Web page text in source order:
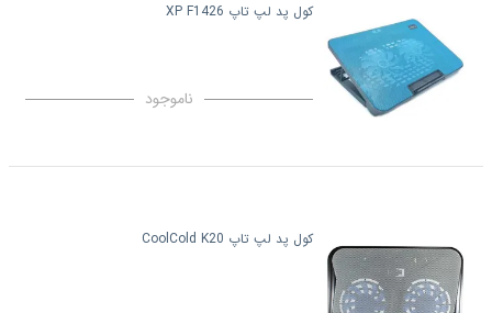
کول پد لپ تاپ XP F1426
ناموجود
کول پد لپ تاپ CoolCold K20